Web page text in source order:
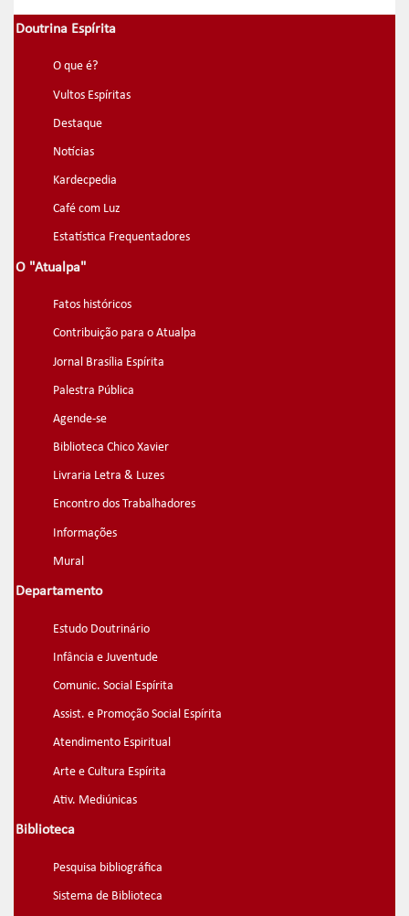
Doutrina Espírita
O que é?
Vultos Espíritas
Destaque
Notícias
Kardecpedia
Café com Luz
Estatística Frequentadores
O "Atualpa"
Fatos históricos
Contribuição para o Atualpa
Jornal Brasília Espírita
Palestra Pública
Agende-se
Biblioteca Chico Xavier
Livraria Letra & Luzes
Encontro dos Trabalhadores
Informações
Mural
Departamento
Estudo Doutrinário
Infância e Juventude
Comunic. Social Espírita
Assist. e Promoção Social Espírita
Atendimento Espiritual
Arte e Cultura Espírita
Ativ. Mediúnicas
Biblioteca
Pesquisa bibliográfica
Sistema de Biblioteca